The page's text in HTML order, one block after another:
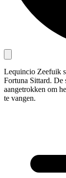
Lequincio Zeefuik
Fortuna Sittard.
aangetrokken om
te vangen.